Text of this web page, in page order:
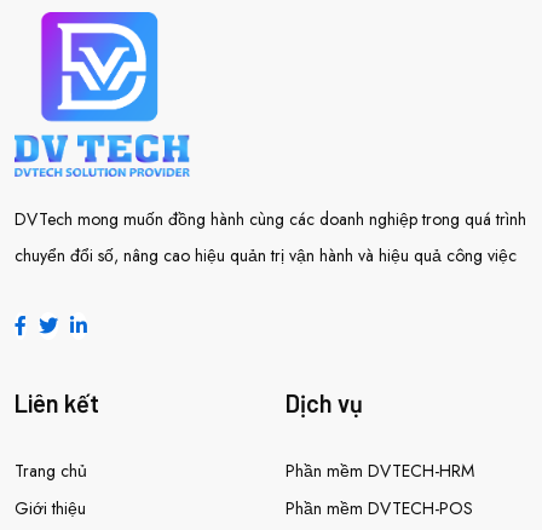
DVTech mong muốn đồng hành cùng các doanh nghiệp trong quá trình
chuyển đổi số, nâng cao hiệu quản trị vận hành và hiệu quả công việc
Liên kết
Trang chủ
Giới thiệu
Dịch vụ
Phần mềm DVTECH-HRM
Phần mềm DVTECH-POS